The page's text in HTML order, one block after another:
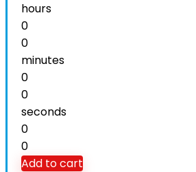
hours
0
0
minutes
0
0
seconds
0
0
Add to cart